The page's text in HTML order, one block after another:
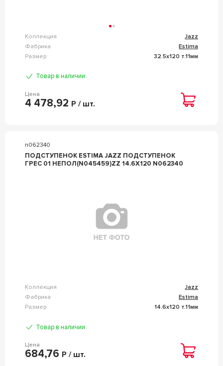
Коллекция
Jazz
Фабрика
Estima
Размер
32.5x120 т.11мм
Товар в наличии
Цена
4 478,92 Р / шт.
n062340
ПОДСТУПЕНОК ESTIMA JAZZ ПОДСТУПЕНОК
ГРЕС 01 НЕПОЛ(N045459)ZZ 14.6X120 N062340
Коллекция
Jazz
Фабрика
Estima
Размер
14.6x120 т.11мм
Товар в наличии
Цена
684,76 Р / шт.